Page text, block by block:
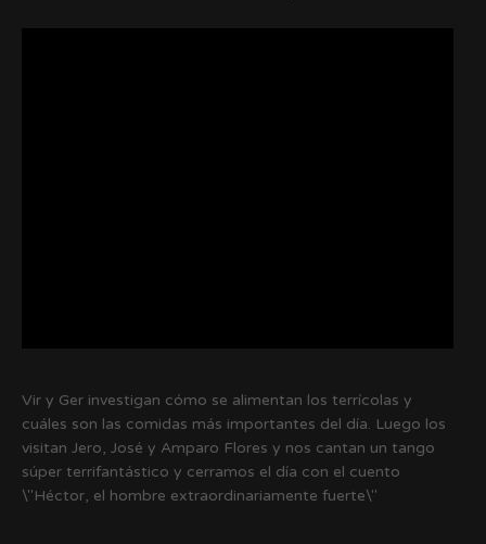
Vir y Ger investigan cómo se alimentan los terrícolas y
cuáles son las comidas más importantes del día. Luego los
visitan Jero, José y Amparo Flores y nos cantan un tango
súper terrifantástico y cerramos el día con el cuento
\"Héctor, el hombre extraordinariamente fuerte\"